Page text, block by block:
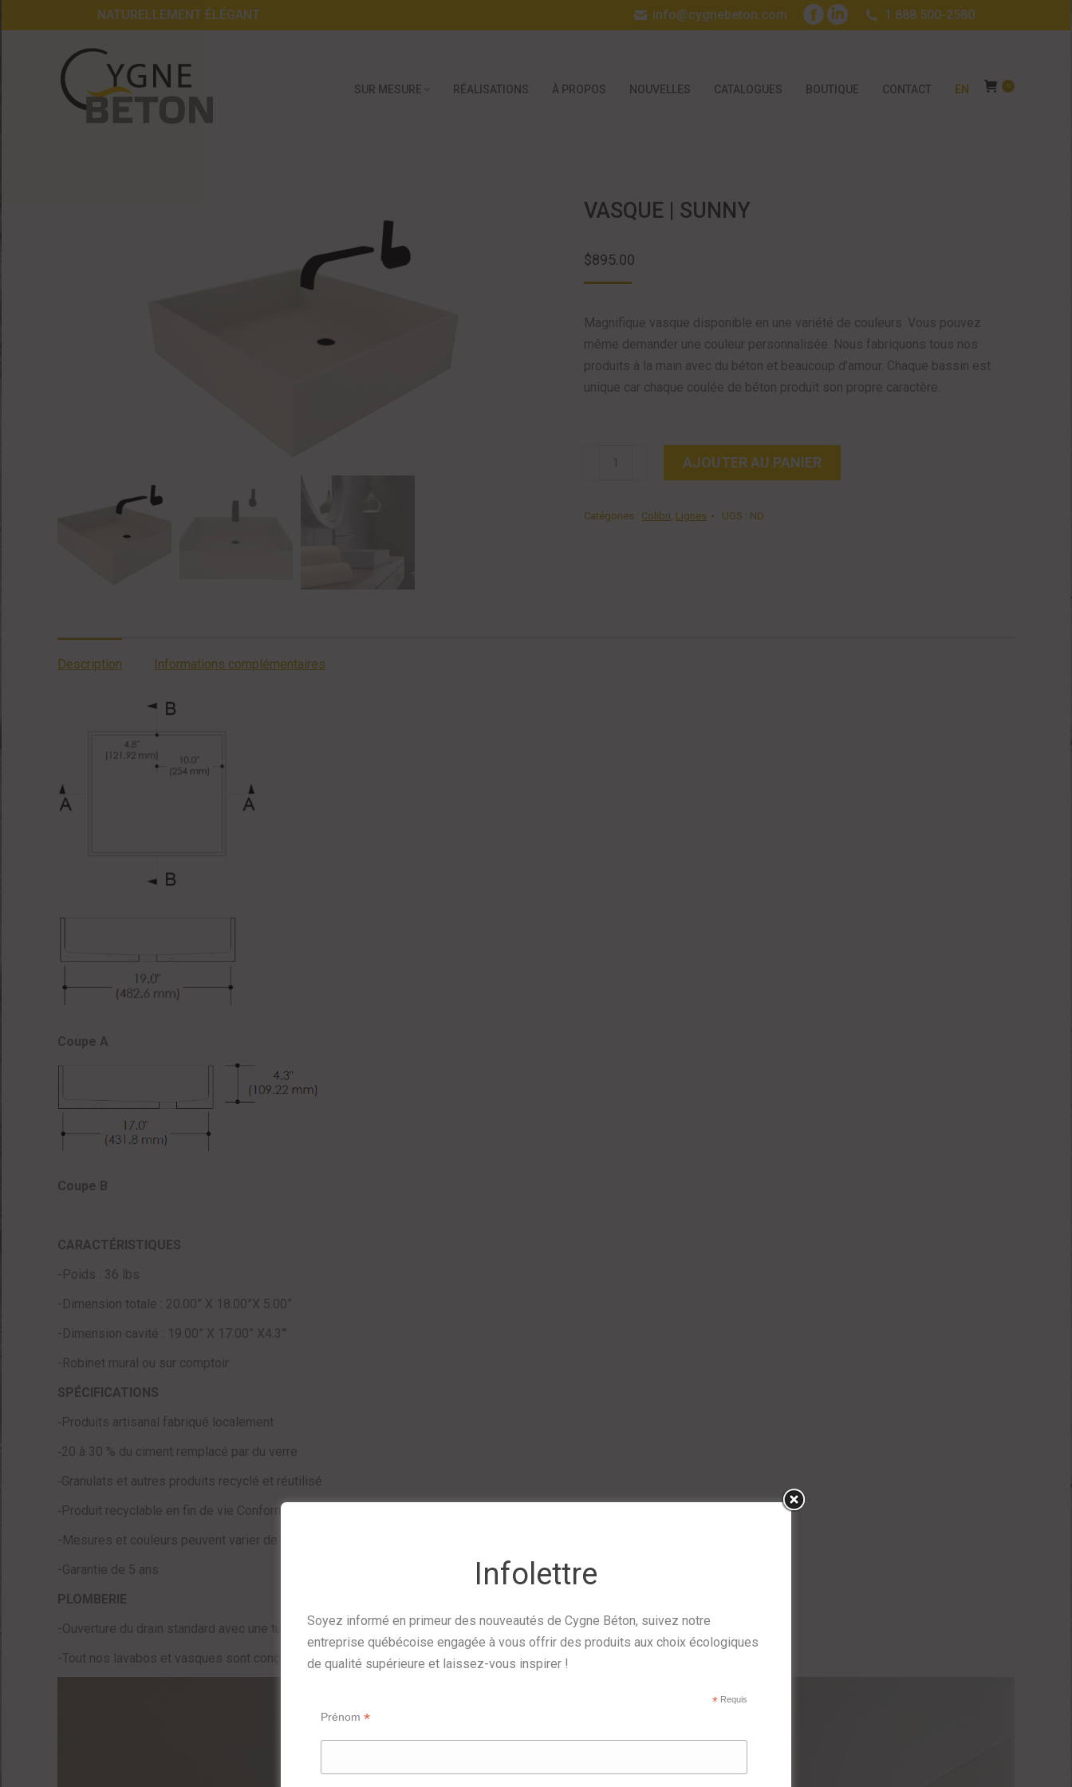
NATURELLEMENT ÉLÉGANT info@cygnebeton.com
Facebook
in
LinkedIn
in
1 888 500-2580
SUR MESURE RÉALISATIONS À PROPOS NOUVELLES CATALOGUES BOUTIQUE CONTACT EN 0
VASQUE | SUNNY
$895.00
Magnifique vasque disponible en une variété de couleurs. Vous pouvez
même demander une couleur personnalisée. Nous fabriquons tous nos
produits à la main avec du béton et beaucoup d’amour. Chaque bassin est
unique car chaque coulée de béton produit son propre caractère.
quantité
|
AJOUTER AU PANIER
Catégories : Colibri, Lignes UGS : ND
Description Informations complémentaires
Coupe A
Coupe B
CARACTÉRISTIQUES
-Poids : 36 lbs
-Dimension totale : 20.00” X 18.00”X 5.00”
-Dimension cavité : 19.00” X 17.00” X4.3’’’
-Robinet mural ou sur comptoir
SPÉCIFICATIONS
‑Produits artisanal fabriqué localement
‑20 à 30 % du ciment remplacé par du verre
‑Granulats et autres produits recyclé et réutilisé
‑Produit recyclable en fin de vie Conforme aux normes : CSA, A23.1/A23.2, A23.3, A23.4 & A3000
-Mesures et couleurs peuvent varier de +/‑ 1/8” (3mm)
-Garantie de 5 ans
PLOMBERIE
-Ouverture du drain standard avec une tuyauterie de 1 3/4”
-Tout nos lavabos et vasques sont conçu sans trop‑plein
Infolettre
Soyez informé en primeur des nouveautés de Cygne Béton, suivez notre
entreprise québécoise engagée à vous offrir des produits aux choix écologiques
de qualité supérieure et laissez-vous inspirer !
*Requis
Prénom*